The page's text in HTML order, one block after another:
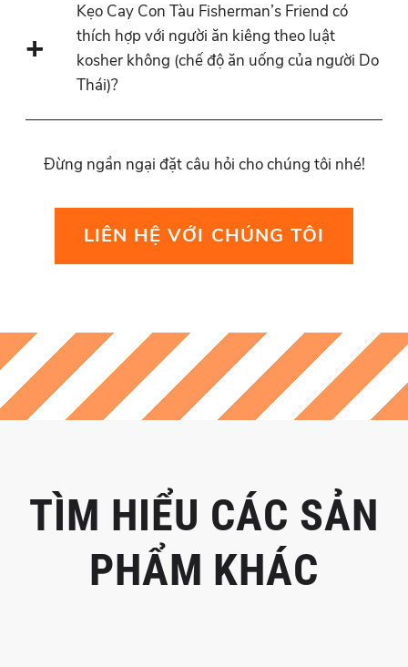
Kẹo Cay Con Tàu Fisherman’s Friend có
thích hợp với người ăn kiêng theo luật
kosher không (chế độ ăn uống của người Do
Thái)?
Đừng ngần ngại đặt câu hỏi cho chúng tôi nhé!
LIÊN HỆ VỚI CHÚNG TÔI
TÌM HIỂU CÁC SẢN
PHẨM KHÁC